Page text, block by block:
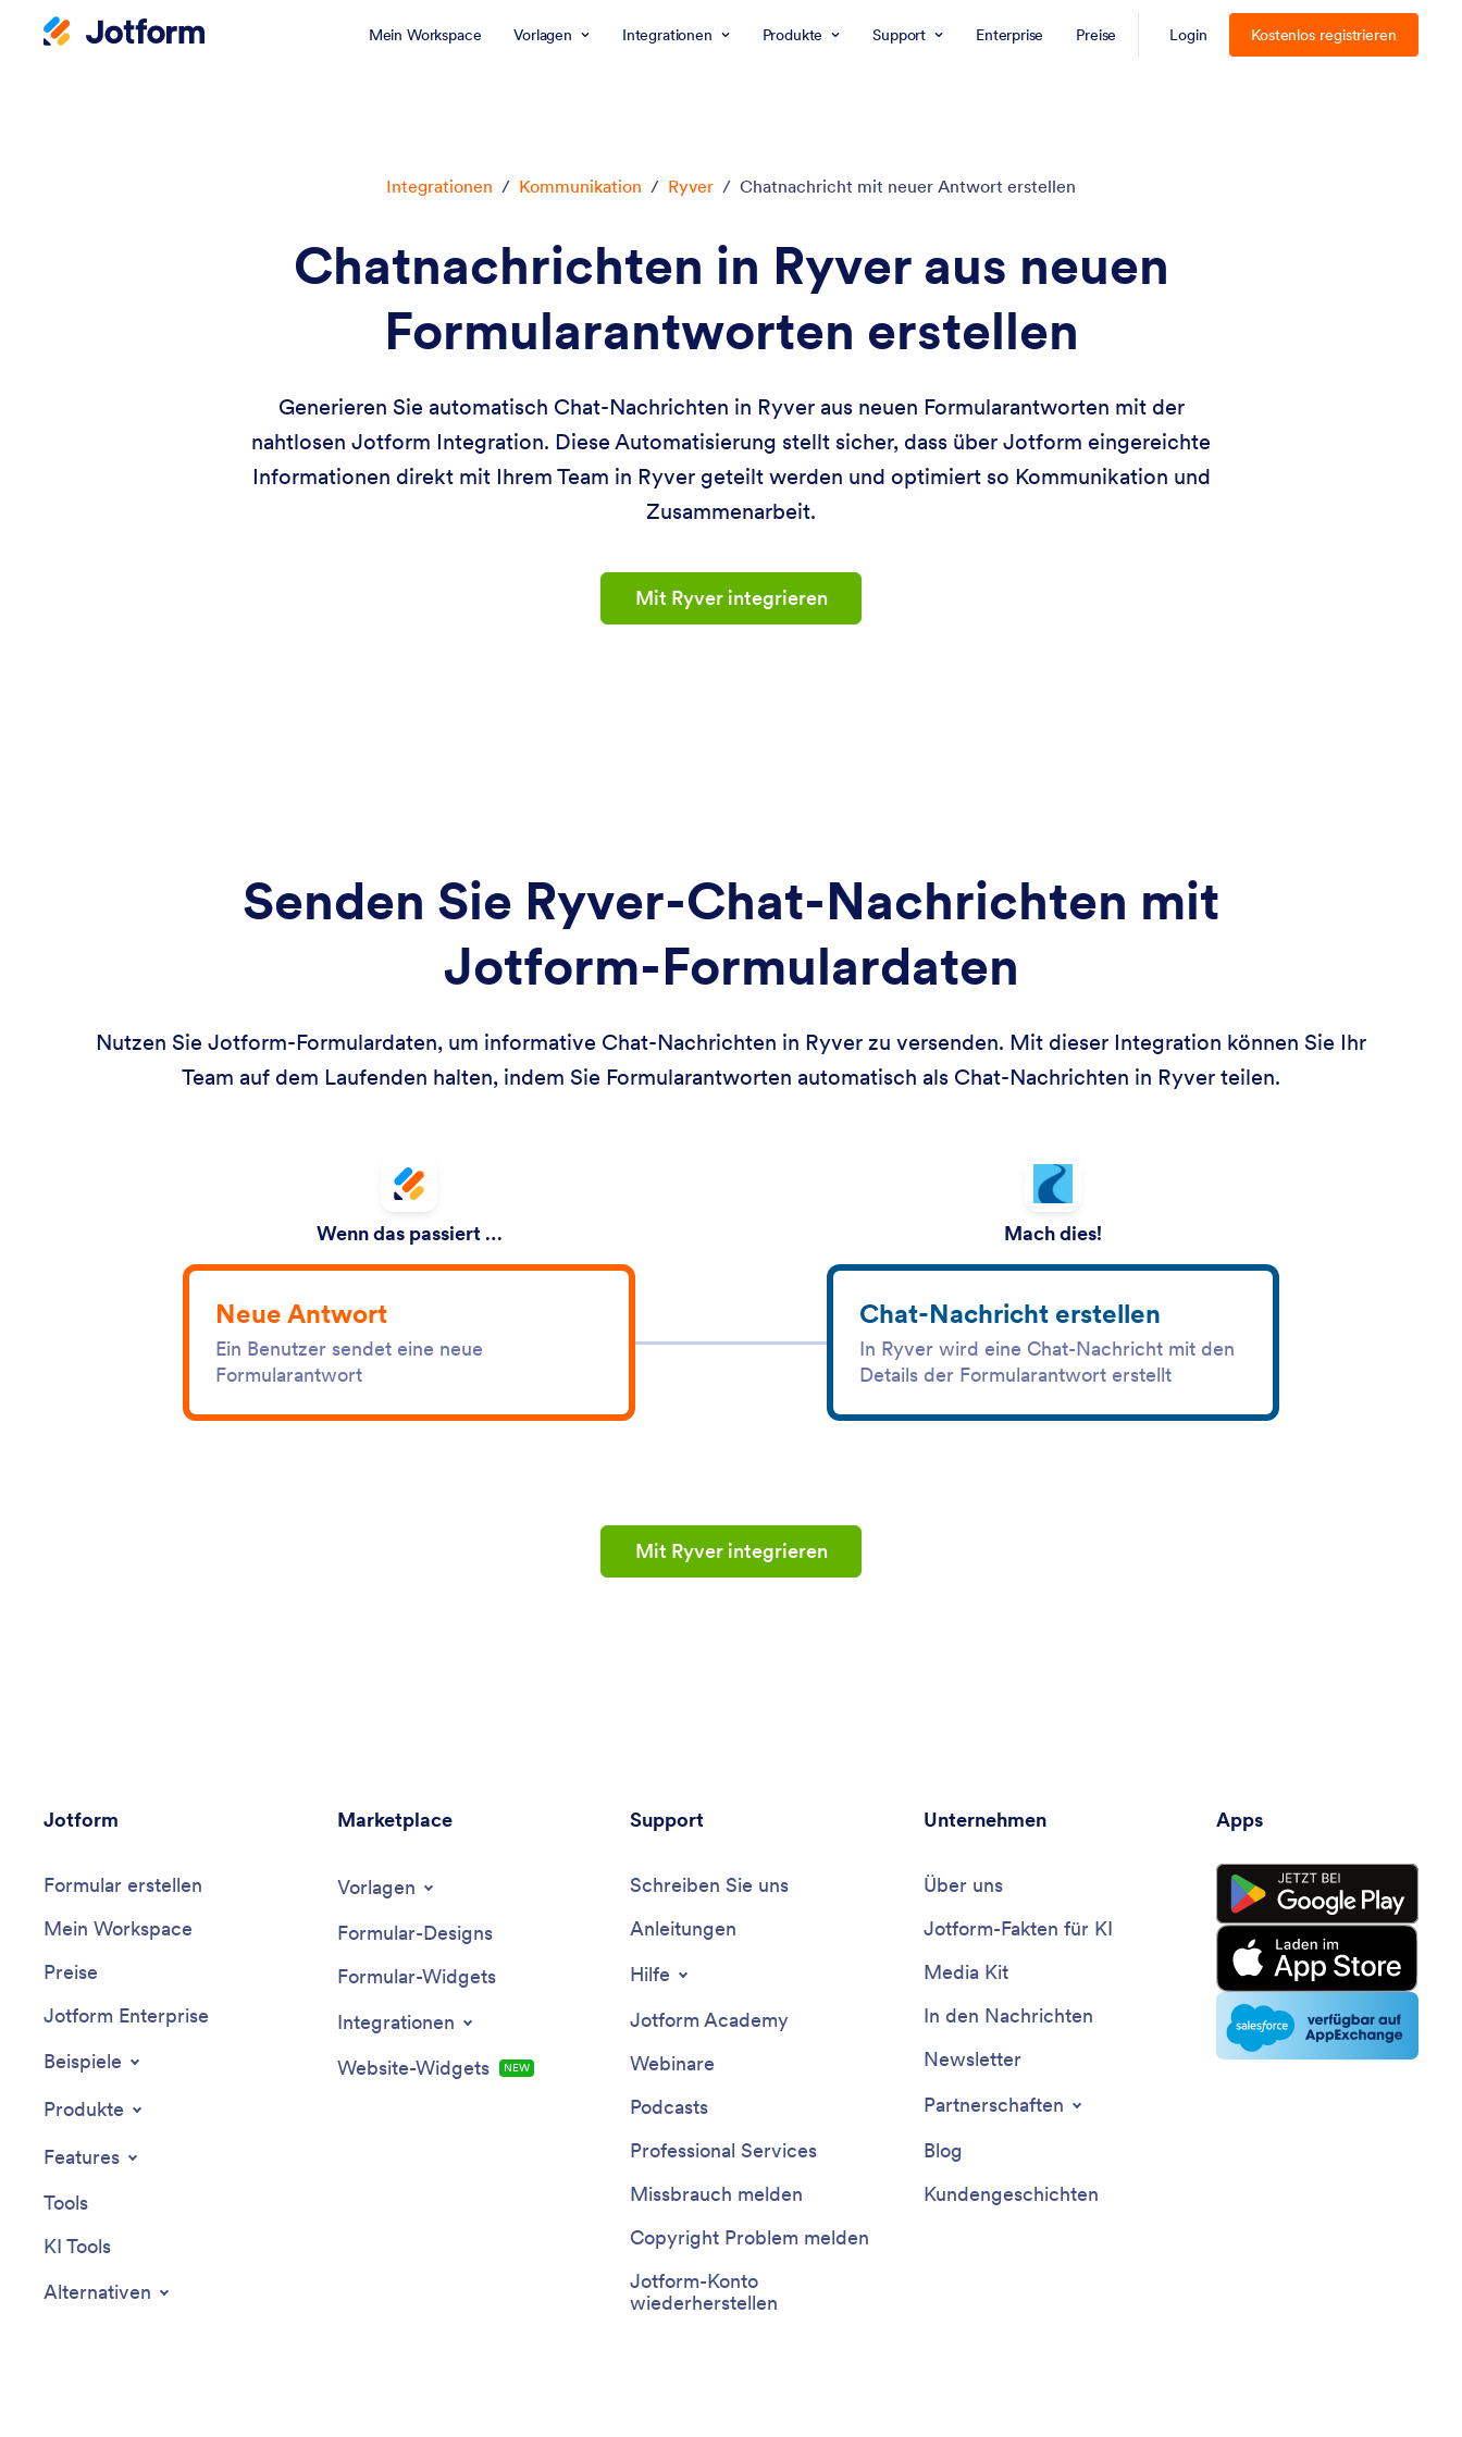
Mein Workspace Vorlagen Integrationen Produkte Support Enterprise Preise Login Kostenlos registrieren
Integrationen / Kommunikation / Ryver / Chatnachricht mit neuer Antwort erstellen
Chatnachrichten in Ryver aus neuen
Formularantworten erstellen
Generieren Sie automatisch Chat-Nachrichten in Ryver aus neuen Formularantworten mit der
nahtlosen Jotform Integration. Diese Automatisierung stellt sicher, dass über Jotform eingereichte
Informationen direkt mit Ihrem Team in Ryver geteilt werden und optimiert so Kommunikation und
Zusammenarbeit.
Mit Ryver integrieren
Senden Sie Ryver-Chat-Nachrichten mit
Jotform-Formulardaten
Nutzen Sie Jotform-Formulardaten, um informative Chat-Nachrichten in Ryver zu versenden. Mit dieser Integration können Sie Ihr
Team auf dem Laufenden halten, indem Sie Formularantworten automatisch als Chat-Nachrichten in Ryver teilen.
Wenn das passiert …
Neue Antwort
Ein Benutzer sendet eine neue
Formularantwort
Mach dies!
Chat-Nachricht erstellen
In Ryver wird eine Chat-Nachricht mit den
Details der Formularantwort erstellt
Mit Ryver integrieren
Jotform
Formular erstellen
Mein Workspace
Preise
Jotform Enterprise
Beispiele
Produkte
Features
Tools
KI Tools
Alternativen
Marketplace
Vorlagen
Formular-Designs
Formular-Widgets
Integrationen
Website-Widgets
NEW
Support
Schreiben Sie uns
Anleitungen
Hilfe
Jotform Academy
Webinare
Podcasts
Professional Services
Missbrauch melden
Copyright Problem melden
Jotform-Konto
wiederherstellen
Unternehmen
Über uns
Jotform-Fakten für KI
Media Kit
In den Nachrichten
Newsletter
Partnerschaften
Blog
Kundengeschichten
Apps